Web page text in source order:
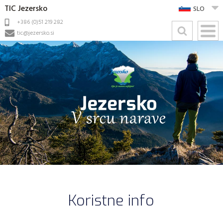
TIC Jezersko
+386 (0)51 219 282
tic@jezersko.si
SLO
Koristne info